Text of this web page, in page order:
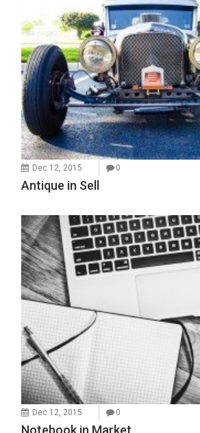
Dec 12, 2015 0
Antique in Sell
Dec 12, 2015 0
Notebook in Market